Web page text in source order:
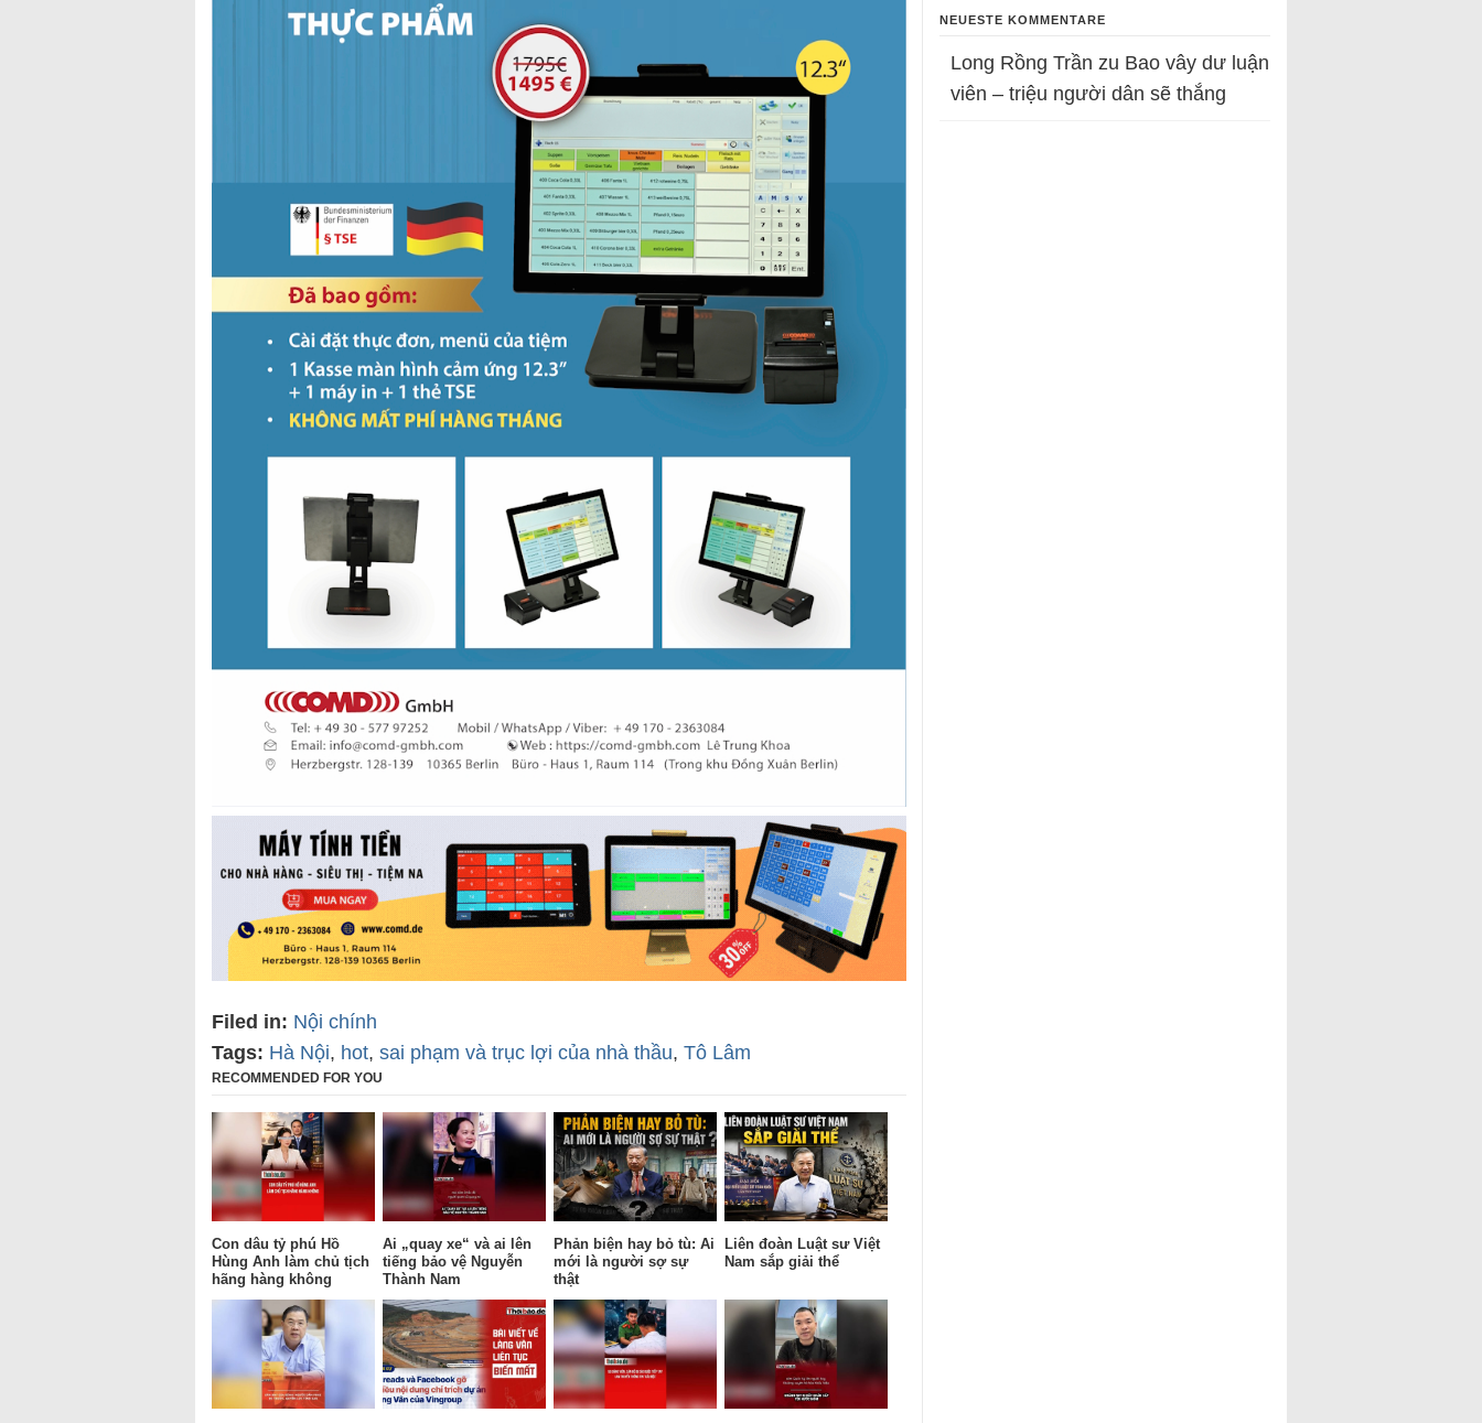
Filed in: Nội chính
Tags: Hà Nội, hot, sai phạm và trục lợi của nhà thầu, Tô Lâm
RECOMMENDED FOR YOU
Con dâu tỷ phú Hồ
Hùng Anh làm chủ tịch
hãng hàng không
Ai „quay xe“ và ai lên
tiếng bảo vệ Nguyễn
Thành Nam
Phản biện hay bỏ tù: Ai
mới là người sợ sự
thật
Liên đoàn Luật sư Việt
Nam sắp giải thể
NEUESTE KOMMENTARE
Long Rồng Trần zu Bao vây dư luận
viên – triệu người dân sẽ thắng